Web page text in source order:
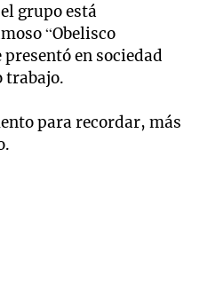
grupo está
“Obelisco
en sociedad
trabajo.
para recordar, más